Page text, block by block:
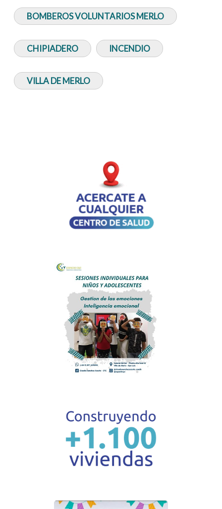
BOMBEROS VOLUNTARIOS MERLO
CHIPIADERO INCENDIO
VILLA DE MERLO